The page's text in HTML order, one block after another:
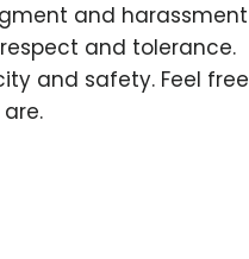
and harassment
and tolerance.
and safety. Feel free